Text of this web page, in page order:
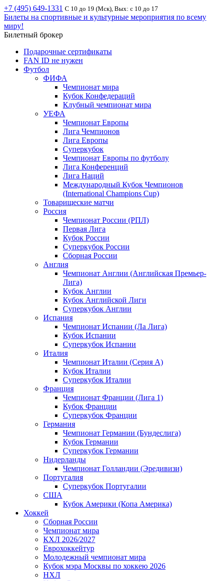
+7 (495) 649-1331 С 10 до 19 (Мск), Вых: с 10 до 17
Билеты на спортивные и культурные мероприятия по всему
миру!
Билетный брокер
Подарочные сертификаты
FAN ID не нужен
Футбол
ФИФА
Чемпионат мира
Кубок Конфедераций
Клубный чемпионат мира
УЕФА
Чемпионат Европы
Лига Чемпионов
Лига Европы
Суперкубок
Чемпионат Европы по футболу
Лига Конференций
Лига Наций
Международный Кубок Чемпионов
(International Champions Cup)
Товарищеские матчи
Россия
Чемпионат России (РПЛ)
Первая Лига
Кубок России
Суперкубок России
Сборная России
Англия
Чемпионат Англии (Английская Премьер-
Лига)
Кубок Англии
Кубок Английской Лиги
Суперкубок Англии
Испания
Чемпионат Испании (Ла Лига)
Кубок Испании
Суперкубок Испании
Италия
Чемпионат Италии (Серия А)
Кубок Италии
Суперкубок Италии
Франция
Чемпионат Франции (Лига 1)
Кубок Франции
Суперкубок Франции
Германия
Чемпионат Германии (Бундеслига)
Кубок Германии
Суперкубок Германии
Нидерланды
Чемпионат Голландии (Эредивизи)
Португалия
Суперкубок Португалии
США
Кубок Америки (Копа Америка)
Хоккей
Сборная России
Чемпионат мира
КХЛ 2026/2027
Еврохоккейтур
Молодежный чемпионат мира
Кубок мэра Москвы по хоккею 2026
НХЛ